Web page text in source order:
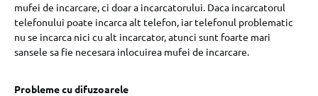
mufei de incarcare, ci doar a incarcatorului. Daca incarcatorul
telefonului poate incarca alt telefon, iar telefonul problematic
nu se incarca nici cu alt incarcator, atunci sunt foarte mari
sansele sa fie necesara inlocuirea mufei de incarcare.
Probleme cu difuzoarele